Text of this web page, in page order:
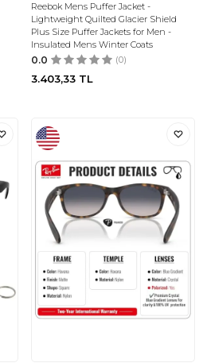
Reebok Mens Puffer Jacket -
Lightweight Quilted Glacier Shield
Plus Size Puffer Jackets for Men -
Insulated Mens Winter Coats
0.0 (0)
3.403,33 TL